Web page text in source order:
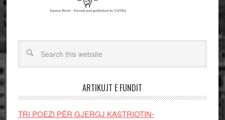
ARTIKUJT E FUNDIT
TRI POEZI PËR GJERGJ KASTRIOTIN-